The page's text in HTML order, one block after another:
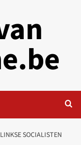
SOCIALISTEN